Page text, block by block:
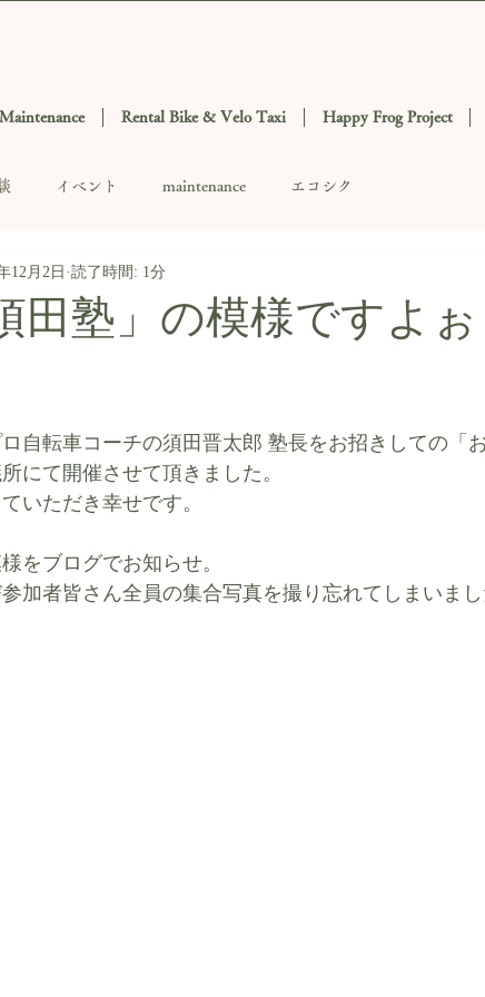
Maintenance Rental Bike & Velo Taxi Happy Frog Project
イベント maintenance エコシク
田塾」の模様ですよ
12月2日 読了時間: 1分
自転車コーチの須田晋太郎 塾長をお招きしての「
にて開催させて頂きました。
いただき幸せです。
をブログでお知らせ。
加者皆さん全員の集合写真を撮り忘れてしまいま